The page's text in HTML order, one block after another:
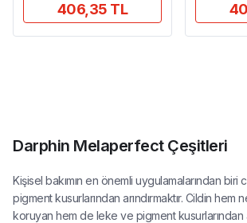
406,35 TL
Darphin Melaperfect Çeşitleri
Kişisel bakımın en önemli uygulamalarından
pigment kusurlarından arındırmaktır. Cildin hem
koruyan hem de leke ve pigment kusurlarından